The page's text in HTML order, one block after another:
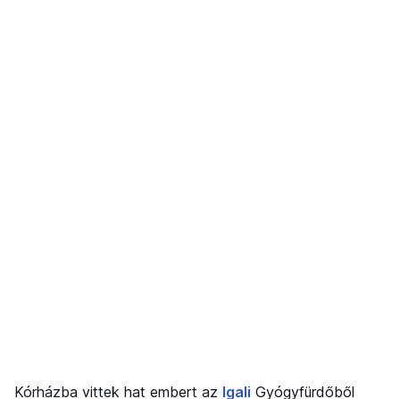
Kórházba vittek hat embert az Igali Gyógyfürdőből